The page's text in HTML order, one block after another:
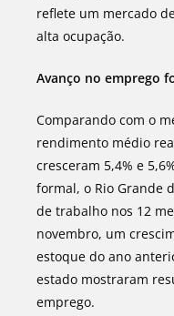
reflete um mercado
alta ocupação.
Avanço no emprego
Comparando com o
rendimento médio
cresceram 5,4% e
formal, o Rio Grande
de trabalho nos 12
novembro, um
estoque do ano
estado mostraram
emprego.